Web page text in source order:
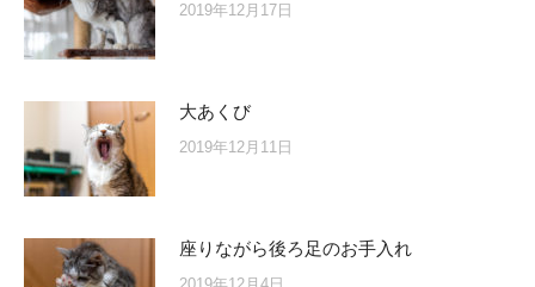
2019年12月17日
大あくび
2019年12月11日
座りながら後ろ足のお手入れ